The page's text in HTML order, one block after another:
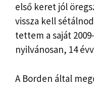
első keret jól
vissza kell
tettem a saját
nyilvánosan, 14
A Borden által